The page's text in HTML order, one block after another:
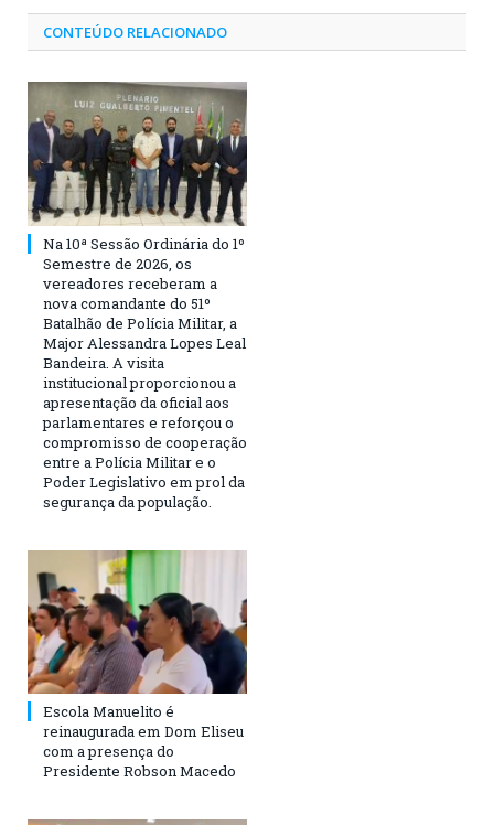
CONTEÚDO RELACIONADO
Na 10ª Sessão Ordinária do 1º
Semestre de 2026, os
vereadores receberam a
nova comandante do 51º
Batalhão de Polícia Militar, a
Major Alessandra Lopes Leal
Bandeira. A visita
institucional proporcionou a
apresentação da oficial aos
parlamentares e reforçou o
compromisso de cooperação
entre a Polícia Militar e o
Poder Legislativo em prol da
segurança da população.
Escola Manuelito é
reinaugurada em Dom Eliseu
com a presença do
Presidente Robson Macedo